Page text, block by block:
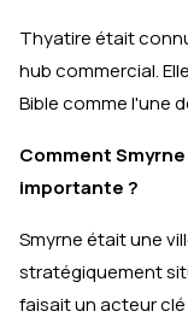
Thyatire était
hub commercial.
Bible comme l'une
Comment
importante ?
Smyrne était une
stratégiquement
faisait un acteur